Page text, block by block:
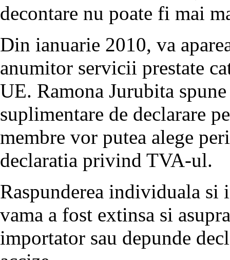
decontare nu poate fi mai
Din ianuarie 2010, va
anumitor servicii prestate
UE. Ramona Jurubita
suplimentare de declarare
membre vor putea alege
declaratia privind TVA-ul.
Raspunderea individuala
vama a fost extinsa si
importator sau depunde